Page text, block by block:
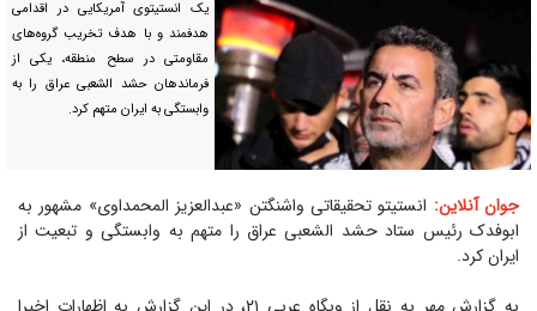
یک انستیتوی آمریکایی در اقدامی
هدفمند و با هدف تخریب گروه‌های
مقاومتی در سطح منطقه، یکی از
فرماندهان حشد الشعبی عراق را به
وابستگی به ایران متهم کرد.
جوان آنلاین: انستیتو تحقیقاتی واشنگتن «عبدالعزیز المحمداوی» مشهور به
ابوفدک رئیس ستاد حشد الشعبی عراق را متهم به وابستگی و تبعیت از
ایران کرد.